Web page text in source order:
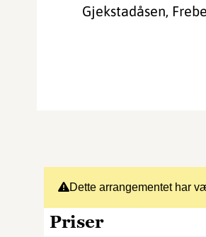
Gjekstadåsen,
Dette arrangementet har
Priser